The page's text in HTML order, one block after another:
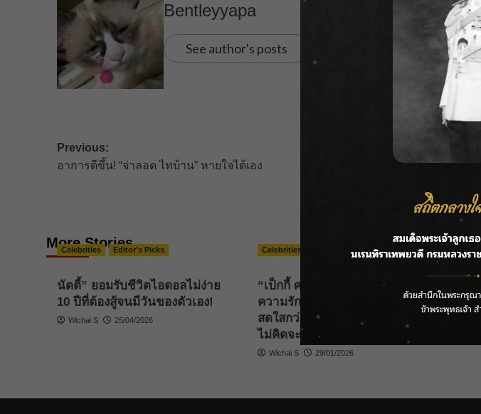
Bentleyyapa
See author's posts
Post
navigation
Previous:
อาการดีขึ้น! “จ่าลอด ไทบ้าน” หายใจได้เอง
หมอชี้คนติดโควิด-19 ส่วน
More Stories
Celebrities Editor's Picks
นัตตี้” ยอมรับชีวิตไอดอลไม่ง่าย
10 ปีที่ต้องสู้จนมีวันของตัวเอง!
Wichai S 25/04/2026
Celebrities
“เป็กกี้ ศรีธัญญา” ไม่เข็ดกับ
ความรัก !! แม้จะมีรักครั้งใหม่ที่
สดใสกว่าเดิม แต่ยอมรับว่าเธอ
ไม่คิดจะแต่งงานเป็นครั้งที่ 2
Wichai S 29/01/2026
ปร
ปิด